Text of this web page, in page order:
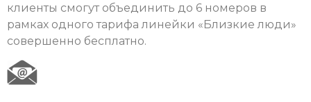
клиенты смогут объединить до 6 номеров в
рамках одного тарифа линейки «Близкие люди»
совершенно бесплатно.